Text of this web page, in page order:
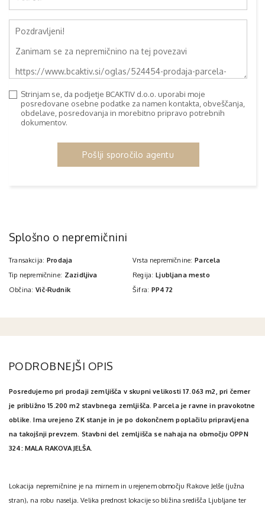
Splošno o nepremičnini
Transakcija: Prodaja Vrsta nepremičnine: Parcela
Tip nepremičnine: Zazidljiva Regija: Ljubljana mesto
Občina: Vič-Rudnik Šifra: PP472
Strinjam se, da podjetje BCAKTIV d.o.o. uporabi moje
posredovane osebne podatke za namen kontakta, obveščanja,
obdelave, posredovanja in morebitno pripravo potrebnih
dokumentov.
Pošlji sporočilo agentu
PODROBNEJŠI OPIS
Posredujemo pri prodaji zemljišča v skupni velikosti 17.063 m2, pri čemer
je približno 15.200 m2 stavbnega zemljišča. Parcela je ravne in pravokotne
oblike. Ima urejeno ZK stanje in je po dokončnem poplačilu pripravljena
na takojšnji prevzem. Stavbni del zemljišča se nahaja na območju OPPN
324: MALA RAKOVA JELŠA.
Lokacija nepremičnine je na mirnem in urejenem območju Rakove Jelše (južna
stran), na robu naselja. Velika prednost lokacije so bližina središča Ljubljane ter